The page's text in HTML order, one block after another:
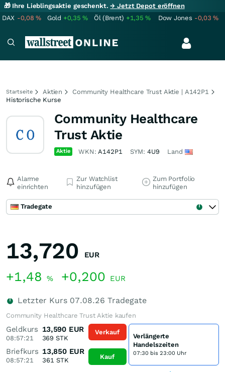
🎁 Ihre Lieblingsaktie geschenkt.→ Jetzt Depot eröffnen
DAX -0,08% Gold +0,35% Öl (Brent) +1,35% Dow Jones -0,03%
Startseite Aktien
Community Healthcare Trust Aktie | A142P1
Historische Kurse
Community Healthcare
Trust Aktie
Aktie WKN:A142P1 SYM: 4U9 Land
Alarme
einrichten
Zur Watchlist
hinzufügen
Zum Portfolio
hinzufügen
Tradegate
13,720 EUR
+1,48 % +0,200 EUR
Letzter Kurs 07.08.26 Tradegate
Community Healthcare Trust Aktie kaufen
Geldkurs
08:57:21
13,590 EUR
369 STK
Briefkurs
08:57:21
13,850 EUR
361 STK
Verkauf
Kauf
Verlängerte
Handelszeiten
07:30 bis 23:00 Uhr